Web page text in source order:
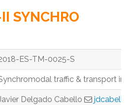
SYNCHRO
ES-TM-0025-S
traffic & transport
Delgado Cabello